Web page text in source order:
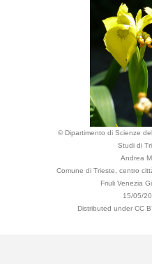
© Dipartimento di Scienze
Studi di
Andrea
Comune di Trieste, centro
Friuli Venezia
15/05/
Distributed under CC